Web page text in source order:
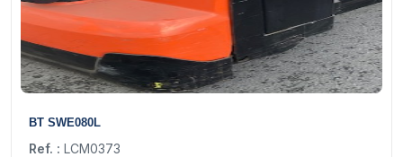
BT SWE080L
Ref. : LCM0373